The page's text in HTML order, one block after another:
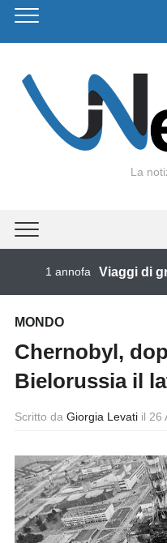
La
1 annofa Viaggi di
MONDO
Chernobyl,
Bielorussia il
Scritto da Giorgia Levati il 26